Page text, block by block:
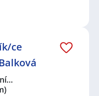
ce